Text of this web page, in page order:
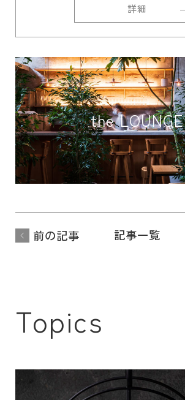
詳細
the LOUNGE
前の記事 記事一覧
Topics